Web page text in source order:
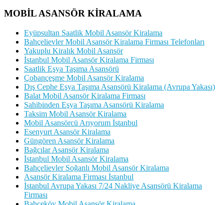
MOBİL ASANSÖR KİRALAMA
Eyüpsultan Saatlik Mobil Asansör Kiralama
Bahçelievler Mobil Asansör Kiralama Firması Telefonları
Yakuplu Kiralık Mobil Asansör
İstanbul Mobil Asansör Kiralama Firması
Saatlik Eşya Taşıma Asansörü
Çobançeşme Mobil Asansör Kiralama
Dış Cephe Eşya Taşıma Asansörü Kiralama (Avrupa Yakası)
Balat Mobil Asansör Kiralama Firması
Sahibinden Eşya Taşıma Asansörü Kiralama
Taksim Mobil Asansör Kiralama
Mobil Asansörcü Arıyorum İstanbul
Esenyurt Asansör Kiralama
Güngören Asansör Kiralama
Bağcılar Asansör Kiralama
İstanbul Mobil Asansör Kiralama
Bahçelievler Soğanlı Mobil Asansör Kiralama
Asansör Kiralama Firması İstanbul
İstanbul Avrupa Yakası 7/24 Nakliye Asansörü Kiralama
Firması